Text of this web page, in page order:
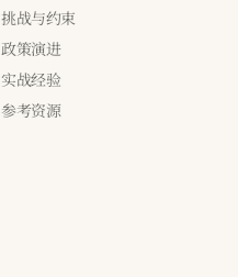
挑战与约束
政策演进
实战经验
参考资源